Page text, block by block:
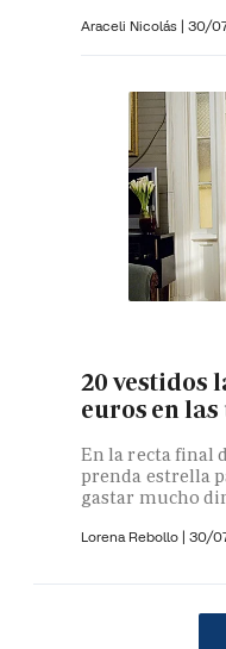
Araceli Nicolás | 30/
20 vestidos
euros en
En la recta final
prenda estrella
gastar mucho
Lorena Rebollo | 30/